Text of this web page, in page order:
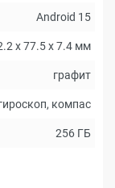
Android 15
x 77.5 x 7.4 мм
графит
компас
256 ГБ